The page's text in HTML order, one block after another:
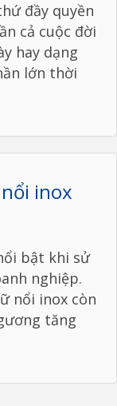
đầy quyền
cả cuộc đời
hay dạng
lớn thời
inox
bật khi sử
nghiệp.
nổi inox còn
tăng